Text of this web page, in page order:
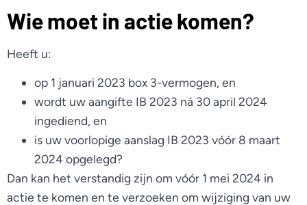
Wie moet in actie komen?
Heeft u:
op 1 januari 2023 box 3-vermogen, en
wordt uw aangifte IB 2023 ná 30 april 2024
ingediend, en
is uw voorlopige aanslag IB 2023 vóór 8 maart
2024 opgelegd?
Dan kan het verstandig zijn om vóór 1 mei 2024 in
actie te komen en te verzoeken om wijziging van uw